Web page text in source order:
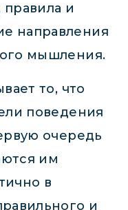
и
направления
мышления.
то, что
поведения
очередь
им
в
и